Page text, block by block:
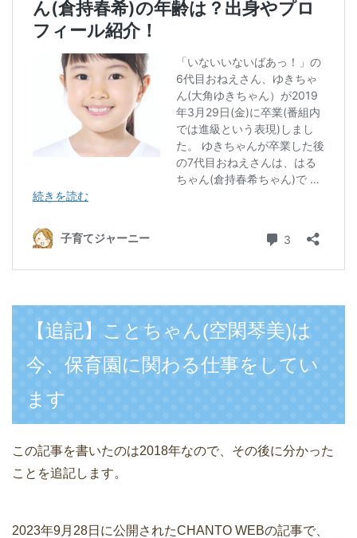
【追記】ことちゃん(空閑琴美)は
今、保育園に関わる仕事をしてい
ます
この記事を書いたのは2018年なので、その後に分かった
ことを追記します。
2023年9月28日に公開されたCHANTO WEBの記事で、